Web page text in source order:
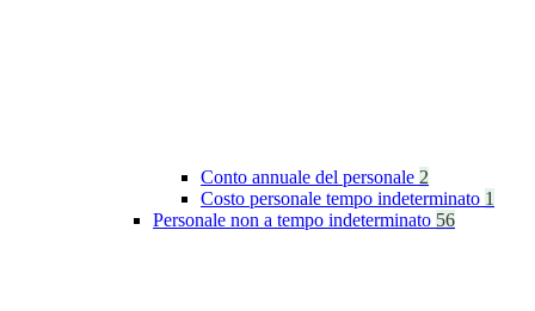
Conto annuale del personale 2
Costo personale tempo indeterminato 1
Personale non a tempo indeterminato 56